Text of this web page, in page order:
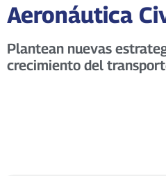
Aeronáutica
Plantean nuevas
crecimiento del